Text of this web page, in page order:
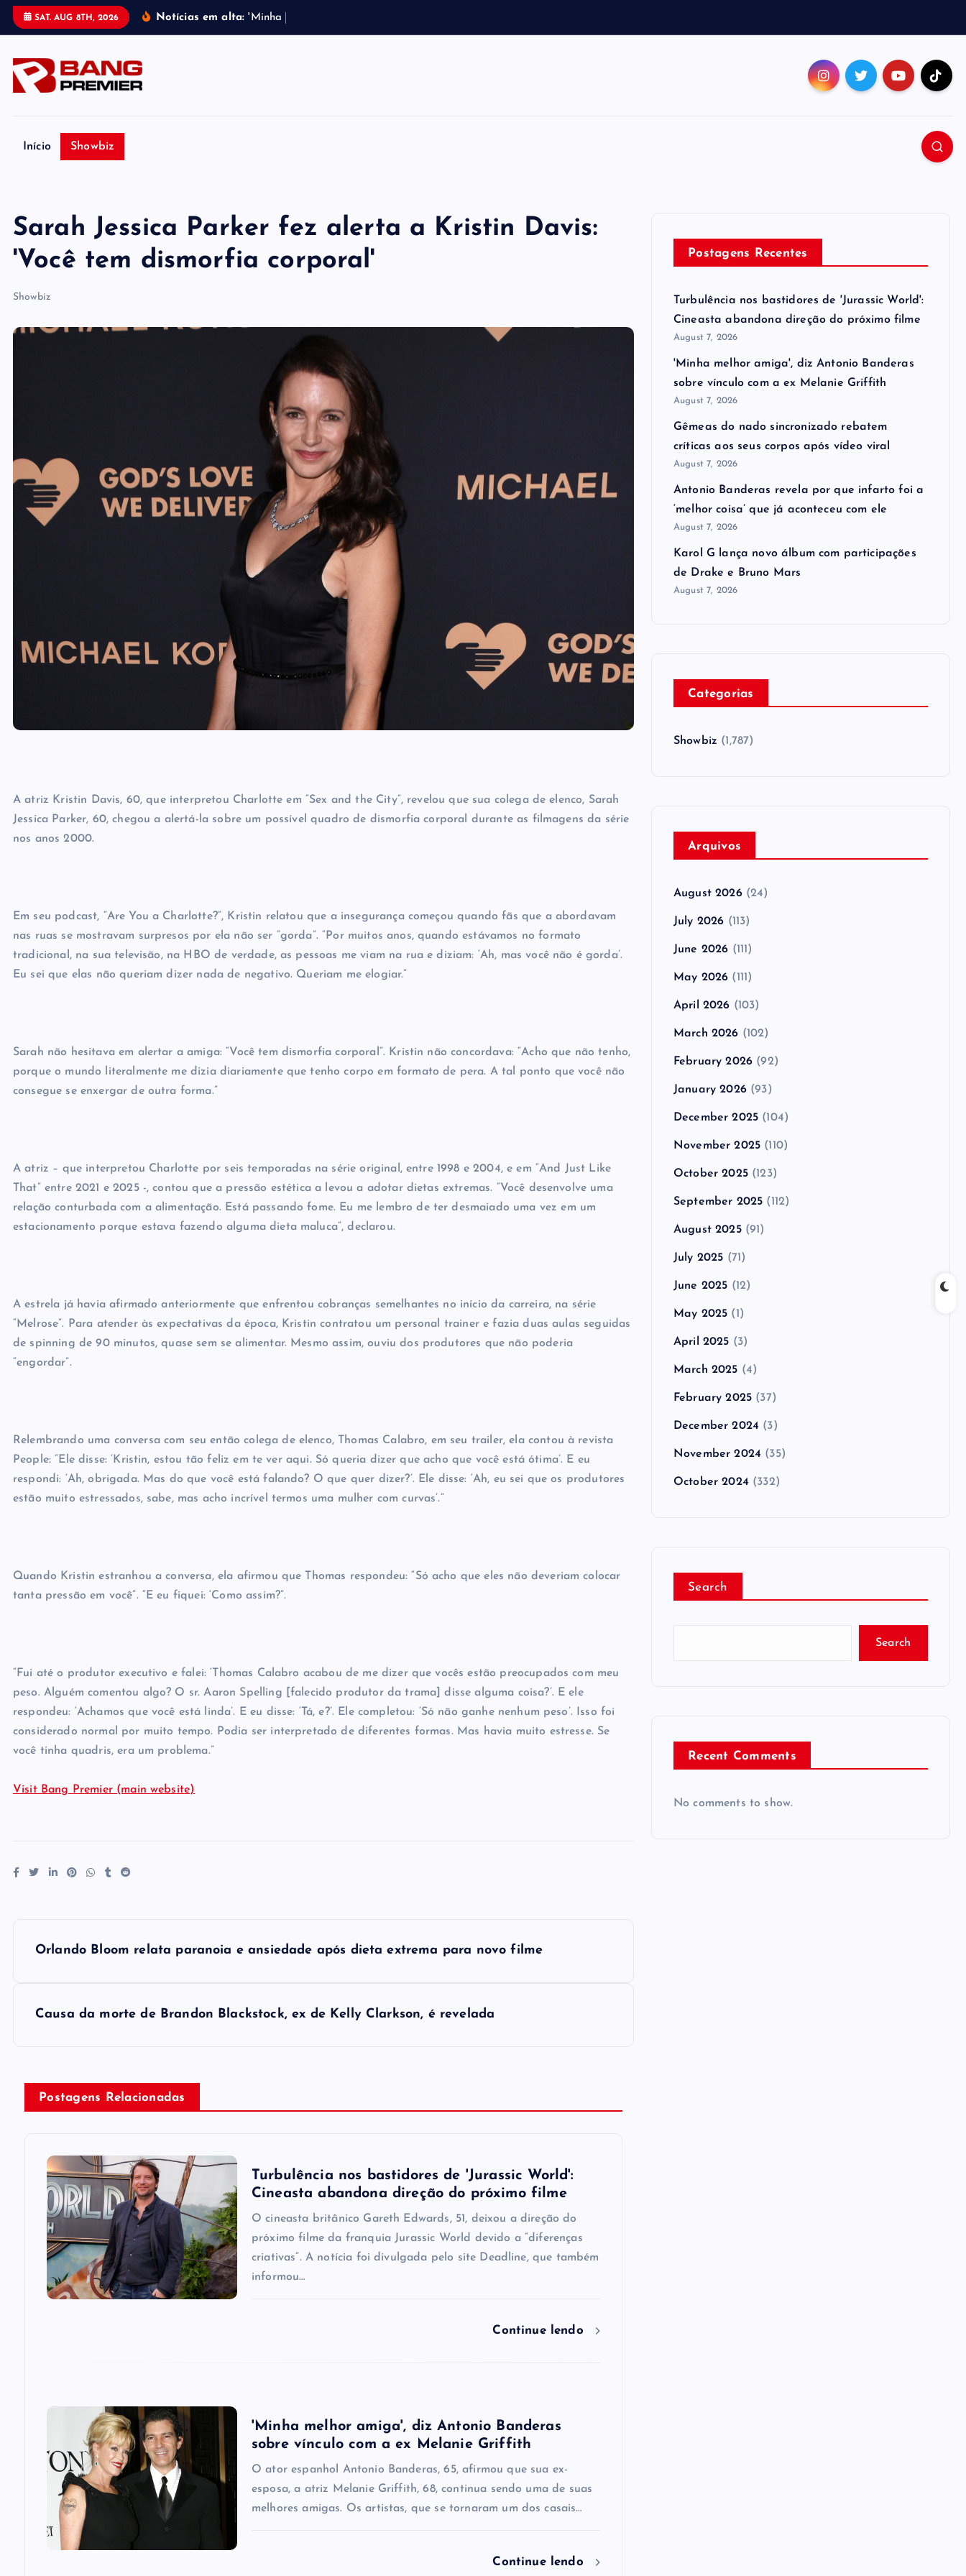
SAT. AUG 8TH, 2026 Notícias em alta: ' M inha
Início Showbiz
Sarah Jessica Parker fez alerta a Kristin Davis:
'Você tem dismorfia corporal'
Showbiz
A atriz Kristin Davis, 60, que interpretou Charlotte em “Sex and the City”, revelou que sua colega de elenco, Sarah
Jessica Parker, 60, chegou a alertá-la sobre um possível quadro de dismorfia corporal durante as filmagens da série
nos anos 2000.
Em seu podcast, “Are You a Charlotte?”, Kristin relatou que a insegurança começou quando fãs que a abordavam
nas ruas se mostravam surpresos por ela não ser “gorda”. “Por muitos anos, quando estávamos no formato
tradicional, na sua televisão, na HBO de verdade, as pessoas me viam na rua e diziam: ‘Ah, mas você não é gorda’.
Eu sei que elas não queriam dizer nada de negativo. Queriam me elogiar.”
Sarah não hesitava em alertar a amiga: “Você tem dismorfia corporal”. Kristin não concordava: “Acho que não tenho,
porque o mundo literalmente me dizia diariamente que tenho corpo em formato de pera. A tal ponto que você não
consegue se enxergar de outra forma.”
A atriz – que interpretou Charlotte por seis temporadas na série original, entre 1998 e 2004, e em “And Just Like
That” entre 2021 e 2025 -, contou que a pressão estética a levou a adotar dietas extremas. “Você desenvolve uma
relação conturbada com a alimentação. Está passando fome. Eu me lembro de ter desmaiado uma vez em um
estacionamento porque estava fazendo alguma dieta maluca”, declarou.
A estrela já havia afirmado anteriormente que enfrentou cobranças semelhantes no início da carreira, na série
“Melrose”. Para atender às expectativas da época, Kristin contratou um personal trainer e fazia duas aulas seguidas
de spinning de 90 minutos, quase sem se alimentar. Mesmo assim, ouviu dos produtores que não poderia
“engordar”.
Relembrando uma conversa com seu então colega de elenco, Thomas Calabro, em seu trailer, ela contou à revista
People: “Ele disse: ‘Kristin, estou tão feliz em te ver aqui. Só queria dizer que acho que você está ótima’. E eu
respondi: ‘Ah, obrigada. Mas do que você está falando? O que quer dizer?’. Ele disse: ‘Ah, eu sei que os produtores
estão muito estressados, sabe, mas acho incrível termos uma mulher com curvas’.”
Quando Kristin estranhou a conversa, ela afirmou que Thomas respondeu: “Só acho que eles não deveriam colocar
tanta pressão em você”. “E eu fiquei: ‘Como assim?”.
“Fui até o produtor executivo e falei: ‘Thomas Calabro acabou de me dizer que vocês estão preocupados com meu
peso. Alguém comentou algo? O sr. Aaron Spelling [falecido produtor da trama] disse alguma coisa?’. E ele
respondeu: ‘Achamos que você está linda’. E eu disse: ‘Tá, e?’. Ele completou: ‘Só não ganhe nenhum peso’. Isso foi
considerado normal por muito tempo. Podia ser interpretado de diferentes formas. Mas havia muito estresse. Se
você tinha quadris, era um problema.”
Visit Bang Premier (main website)
Orlando Bloom re​lata paranoia e ansiedade após dieta extrema para novo filme
Causa da morte de Brandon Blackstock, ex de Kelly Clarkson, é revelada
Postagens Relacionadas
Turbulência nos bastidores de 'Jurassic World':
Cineasta abandona direção do próximo filme
O cineasta britânico Gareth Edwards, 51, deixou a direção do
próximo filme da franquia Jurassic World devido a “diferenças
criativas”. A notícia foi divulgada pelo site Deadline, que também
informou…
Continue lendo
'Minha melhor amiga', diz Antonio Banderas
sobre vínculo com a ex Melanie Griffith
O ator espanhol Antonio Banderas, 65, afirmou que sua ex-
esposa, a atriz Melanie Griffith, 68, continua sendo uma de suas
melhores amigas. Os artistas, que se tornaram um dos casais…
Continue lendo
Postagens Recentes
Turbulência nos bastidores de 'Jurassic World':
Cineasta abandona direção do próximo filme
August 7, 2026
'Minha melhor amiga', diz Antonio Banderas
sobre vínculo com a ex Melanie Griffith
August 7, 2026
Gêmeas do nado sincronizado rebatem
críticas ​a​os seus corpos após vídeo viral
August 7, 2026
Antonio Banderas revela por que infarto foi a
‘melhor coisa’ que já aconteceu com ele
August 7, 2026
Karol G lança novo álbum com participações
de Drake e Bruno Mars
August 7, 2026
Categorias
Showbiz (1,787)
Arquivos
August 2026(24)
July 2026 (113)
June 2026 (111)
May 2026 (111)
April 2026 (103)
March 2026 (102)
February 2026 (92)
January 2026(93)
December 2025 (104)
November 2025 (110)
October 2025(123)
September 2025 (112)
August 2025(91)
July 2025 (71)
June 2025 (12)
May 2025 (1)
April 2025 (3)
March 2025 (4)
February 2025 (37)
December 2024 (3)
November 2024 (35)
October 2024 (332)
Search
Search
Recent Comments
No comments to show.